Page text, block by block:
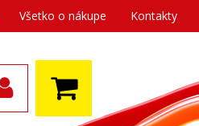
Všetko o nákupe Kontakty